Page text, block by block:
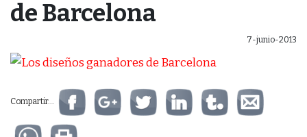
de Barcelona
7-junio-2013
Compartir...